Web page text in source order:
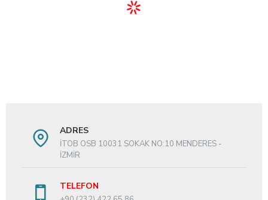
ADRES
İTOB OSB 10031 SOKAK NO:10 MENDERES -
İZMİR
TELEFON